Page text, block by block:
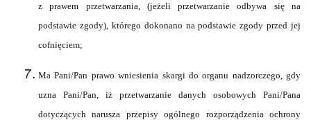
z prawem przetwarzania, (jeżeli przetwarzanie odbywa się na
podstawie zgody), którego dokonano na podstawie zgody przed jej
cofnięciem;
Ma Pani/Pan prawo wniesienia skargi do organu nadzorczego, gdy
uzna Pani/Pan, iż przetwarzanie danych osobowych Pani/Pana
dotyczących narusza przepisy ogólnego rozporządzenia ochrony